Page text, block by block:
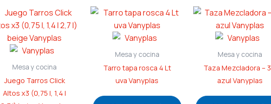
Mesa y cocina
Juego Tarros Click
Altos x3 (0,75 l, 1,4 l
Mesa y cocina
Tarro tapa rosca 4 Lt
uva Vanyplas
Mesa y cocina
Taza Mezcladora –
azul Vanyplas